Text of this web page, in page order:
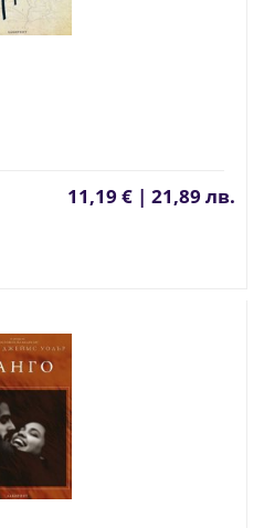
11,19 € | 21,89 лв.